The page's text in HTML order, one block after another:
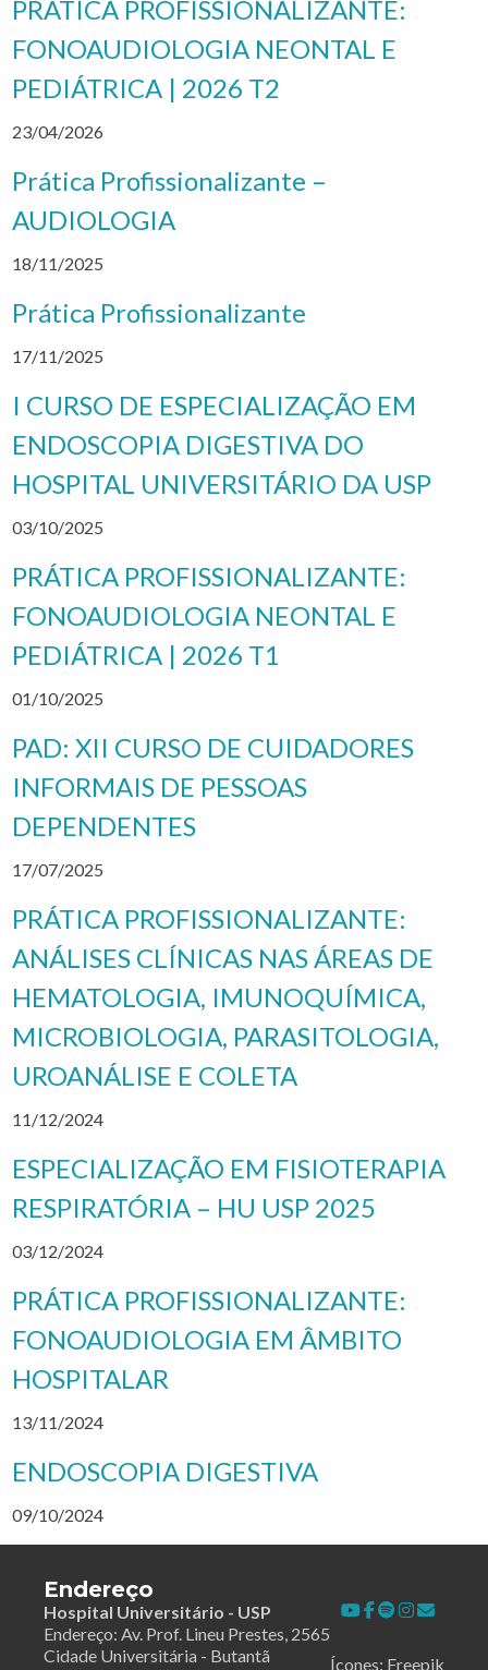
PRÁTICA PROFISSIONALIZANTE:
FONOAUDIOLOGIA NEONTAL E
PEDIÁTRICA | 2026 T2
23/04/2026
Prática Profissionalizante –
AUDIOLOGIA
18/11/2025
Prática Profissionalizante
17/11/2025
I CURSO DE ESPECIALIZAÇÃO EM
ENDOSCOPIA DIGESTIVA DO
HOSPITAL UNIVERSITÁRIO DA USP
03/10/2025
PRÁTICA PROFISSIONALIZANTE:
FONOAUDIOLOGIA NEONTAL E
PEDIÁTRICA | 2026 T1
01/10/2025
PAD: XII CURSO DE CUIDADORES
INFORMAIS DE PESSOAS
DEPENDENTES
17/07/2025
PRÁTICA PROFISSIONALIZANTE:
ANÁLISES CLÍNICAS NAS ÁREAS DE
HEMATOLOGIA, IMUNOQUÍMICA,
MICROBIOLOGIA, PARASITOLOGIA,
UROANÁLISE E COLETA
11/12/2024
ESPECIALIZAÇÃO EM FISIOTERAPIA
RESPIRATÓRIA – HU USP 2025
03/12/2024
PRÁTICA PROFISSIONALIZANTE:
FONOAUDIOLOGIA EM ÂMBITO
HOSPITALAR
13/11/2024
ENDOSCOPIA DIGESTIVA
09/10/2024
Endereço
Hospital Universitário - USP
Endereço: Av. Prof. Lineu Prestes, 2565
Cidade Universitária - Butantã
Ícones: Freepik